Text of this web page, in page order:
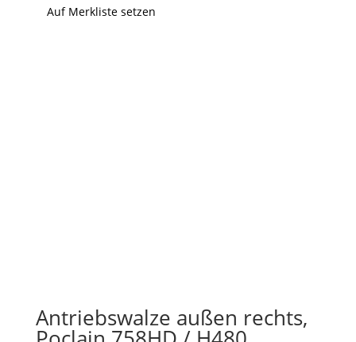
Auf Merkliste setzen
Antriebswalze außen rechts,